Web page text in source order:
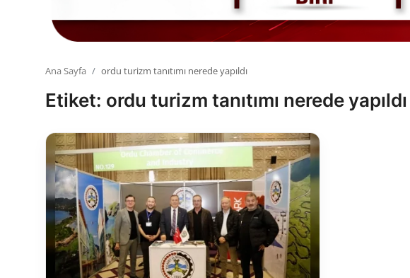
Resmi Reklamlar
Ana Sayfa ordu turizm tanıtımı nerede yapıldı
Etiket: ordu turizm tanıtımı nerede yapıldı